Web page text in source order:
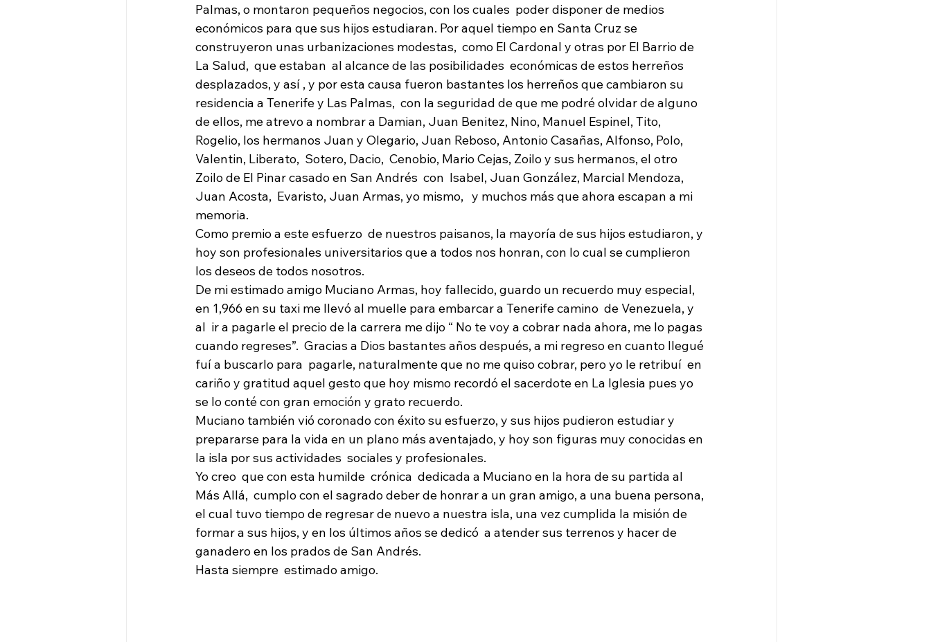
Palmas, o montaron pequeños negocios, con los cuales  poder disponer de medios
económicos para que sus hijos estudiaran. Por aquel tiempo en Santa Cruz se
construyeron unas urbanizaciones modestas,  como El Cardonal y otras por El Barrio de
La Salud,  que estaban  al alcance de las posibilidades  económicas de estos herreños
desplazados, y así , y por esta causa fueron bastantes los herreños que cambiaron su
residencia a Tenerife y Las Palmas,  con la seguridad de que me podré olvidar de alguno
de ellos, me atrevo a nombrar a Damian, Juan Benitez, Nino, Manuel Espinel, Tito,
Rogelio, los hermanos Juan y Olegario, Juan Reboso, Antonio Casañas, Alfonso, Polo,
Valentin, Liberato,  Sotero, Dacio,  Cenobio, Mario Cejas, Zoilo y sus hermanos, el otro
Zoilo de El Pinar casado en San Andrés  con  Isabel, Juan González, Marcial Mendoza,
Juan Acosta,  Evaristo, Juan Armas, yo mismo,   y muchos más que ahora escapan a mi
memoria.
Como premio a este esfuerzo  de nuestros paisanos, la mayoría de sus hijos estudiaron, y
hoy son profesionales universitarios que a todos nos honran, con lo cual se cumplieron
los deseos de todos nosotros.
De mi estimado amigo Muciano Armas, hoy fallecido, guardo un recuerdo muy especial,
en 1,966 en su taxi me llevó al muelle para embarcar a Tenerife camino  de Venezuela, y
al  ir a pagarle el precio de la carrera me dijo “ No te voy a cobrar nada ahora, me lo pagas
cuando regreses”.  Gracias a Dios bastantes años después, a mi regreso en cuanto llegué
fuí a buscarlo para  pagarle, naturalmente que no me quiso cobrar, pero yo le retribuí  en
cariño y gratitud aquel gesto que hoy mismo recordó el sacerdote en La Iglesia pues yo
se lo conté con gran emoción y grato recuerdo.
Muciano también vió coronado con éxito su esfuerzo, y sus hijos pudieron estudiar y
prepararse para la vida en un plano más aventajado, y hoy son figuras muy conocidas en
la isla por sus actividades  sociales y profesionales.
Yo creo  que con esta humilde  crónica  dedicada a Muciano en la hora de su partida al
Más Allá,  cumplo con el sagrado deber de honrar a un gran amigo, a una buena persona,
el cual tuvo tiempo de regresar de nuevo a nuestra isla, una vez cumplida la misión de
formar a sus hijos, y en los últimos años se dedicó  a atender sus terrenos y hacer de
ganadero en los prados de San Andrés.
Hasta siempre  estimado amigo.